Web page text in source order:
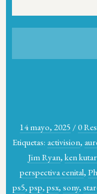
14 mayo, 2025 /0
Etiquetas: activision,
Jim Ryan, ken
perspectiva cenital,
ps5, psp, psx, sony,